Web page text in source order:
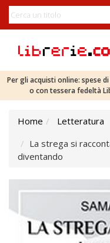
Per gli acquisti online: spese
o con tessera fedeltà
Home
Letteratura
La strega si
diventando